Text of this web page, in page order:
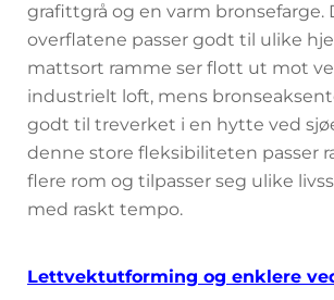
grafittgrå og en varm bronsefarge.
overflatene passer godt til ulike
mattsort ramme ser flott ut mot
industrielt loft, mens
godt til treverket i en hytte ved
denne store fleksibiliteten passer
flere rom og tilpasser seg ulike
med raskt tempo.
Lettvektutforming og enklere